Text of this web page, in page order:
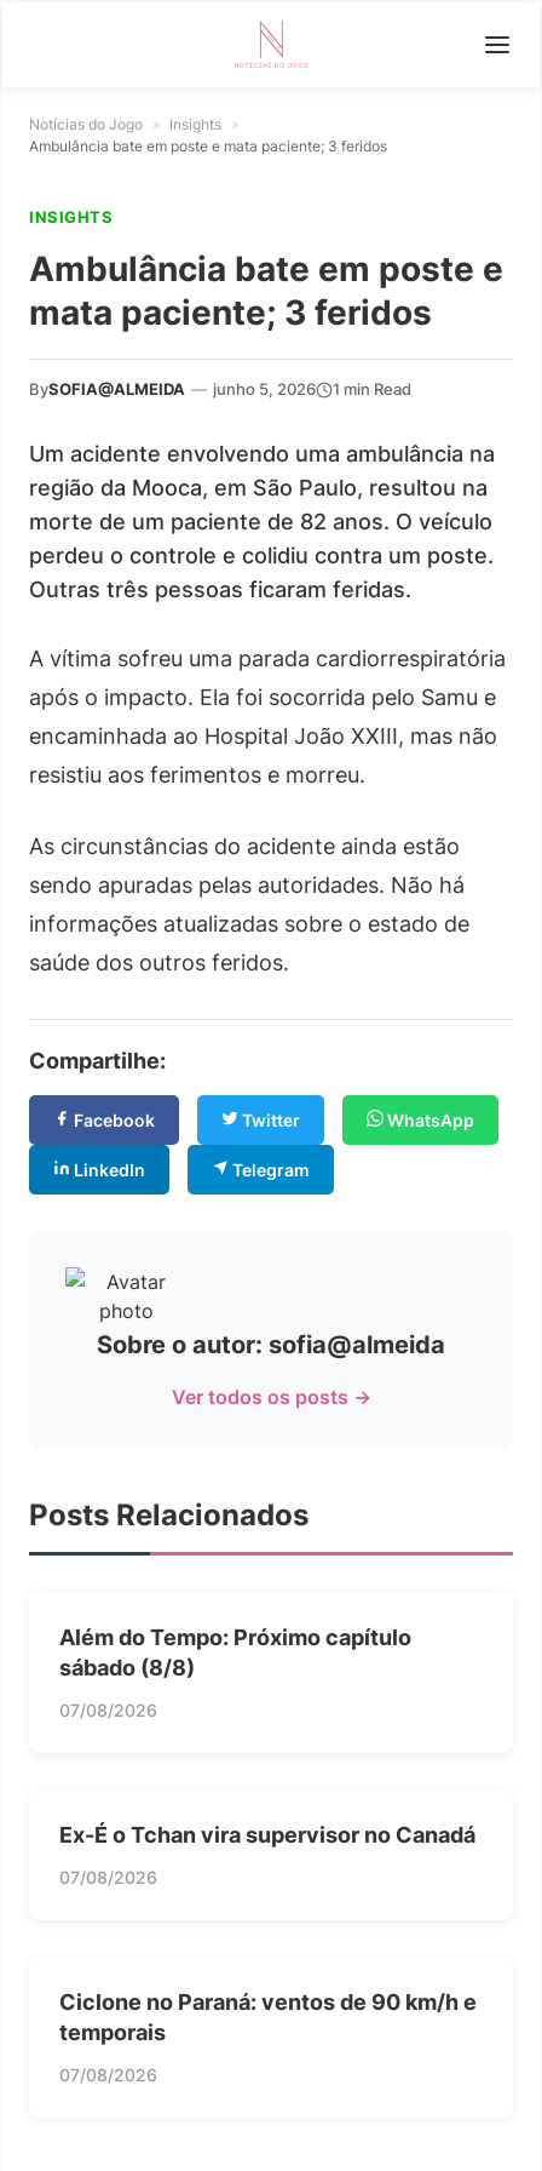
Notícias do Jogo » Insights »
Ambulância bate em poste e mata paciente; 3 feridos
INSIGHTS
Ambulância bate em poste e
mata paciente; 3 feridos
BySOFIA@ALMEIDA — junho 5, 2026 1 min Read
Um acidente envolvendo uma ambulância na
região da Mooca, em São Paulo, resultou na
morte de um paciente de 82 anos. O veículo
perdeu o controle e colidiu contra um poste.
Outras três pessoas ficaram feridas.
A vítima sofreu uma parada cardiorrespiratória
após o impacto. Ela foi socorrida pelo Samu e
encaminhada ao Hospital João XXIII, mas não
resistiu aos ferimentos e morreu.
As circunstâncias do acidente ainda estão
sendo apuradas pelas autoridades. Não há
informações atualizadas sobre o estado de
saúde dos outros feridos.
Compartilhe:
Facebook Twitter WhatsApp
LinkedIn Telegram
Sobre o autor: sofia@almeida
Ver todos os posts →
Posts Relacionados
Além do Tempo: Próximo capítulo
sábado (8/8)
07/08/2026
Ex-É o Tchan vira supervisor no Canadá
07/08/2026
Ciclone no Paraná: ventos de 90 km/h e
temporais
07/08/2026